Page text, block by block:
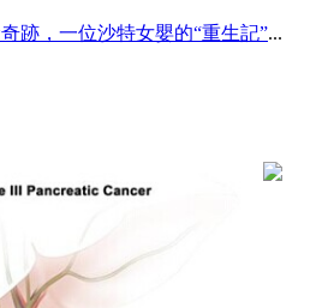
跡，一位沙特女嬰的“重生記”...